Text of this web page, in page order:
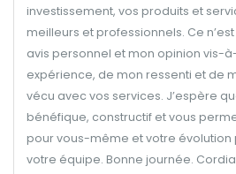
investissement, vos produits et
meilleurs et professionnels. Ce
avis personnel et mon opinion vis-
expérience, de mon ressenti et de
vécu avec vos services. J’espère
bénéfique, constructif et vous
pour vous-même et votre
votre équipe. Bonne journée.